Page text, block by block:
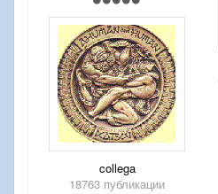
collega
18763 публикации